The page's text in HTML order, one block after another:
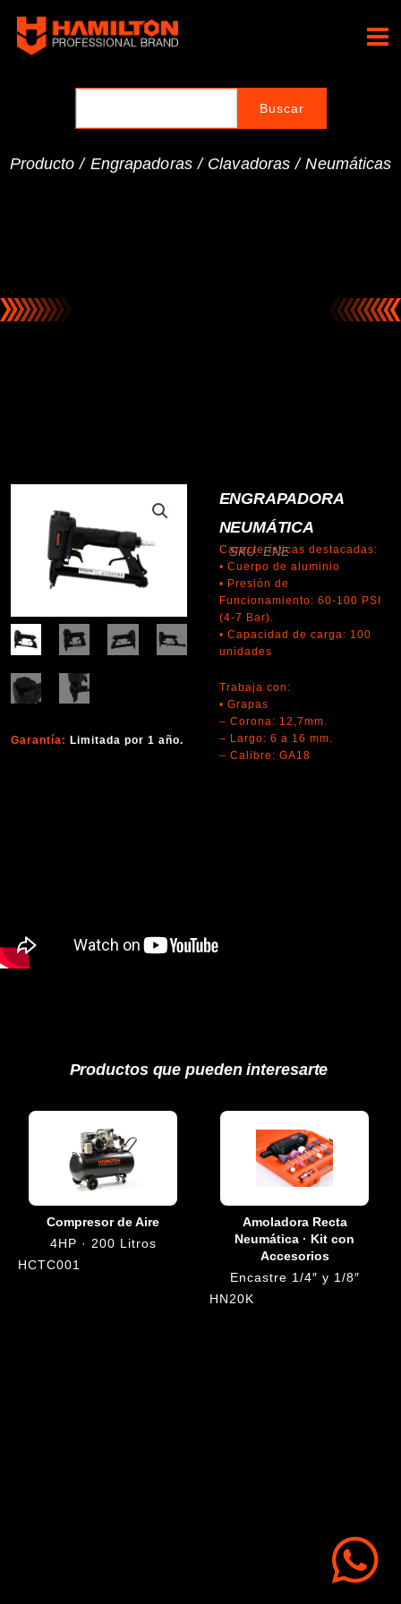
contenido
Producto / Engrapadoras / Clavadoras /Neumáticas
Garantía: Limitada por 1 año.
ENGRAPADORA
NEUMÁTICA
SKU: ENE
Características destacadas:
• Cuerpo de aluminio
• Presión de
Funcionamiento: 60-100 PSI
(4-7 Bar).
• Capacidad de carga: 100
unidades
Trabaja con:
• Grapas
– Corona: 12,7mm.
– Largo: 6 a 16 mm.
– Calibre: GA18
Productos que pueden interesarte
Compresor de Aire
4HP · 200 Litros
HCTC001
Amoladora Recta
Neumática · Kit con
Accesorios
Encastre 1/4″ y 1/8″
HN20K